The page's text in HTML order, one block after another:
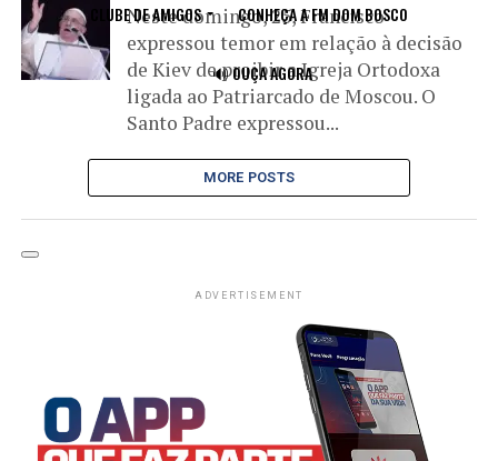
CLUBE DE AMIGOS CONHEÇA A FM DOM BOSCO
🔊 OUÇA AGORA
Neste domingo, 25, Francisco
expressou temor em relação à decisão
de Kiev de proibir a Igreja Ortodoxa
ligada ao Patriarcado de Moscou. O
Santo Padre expressou...
MORE POSTS
ADVERTISEMENT